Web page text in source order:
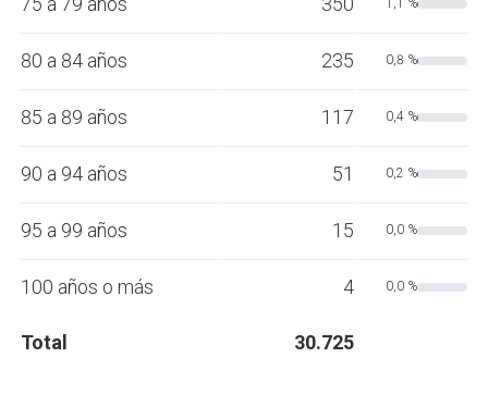
1,1 %
80 a 84 años 235 0,8 %
85 a 89 años 117 0,4 %
90 a 94 años 51 0,2 %
95 a 99 años 15 0,0 %
100 años o más 4 0,0 %
Total 30.725